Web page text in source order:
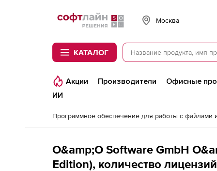
Softline
Москва
КАТАЛОГ
Акции Производители Офисные
ИИ
O&amp;O Software GmbH
Edition), количество